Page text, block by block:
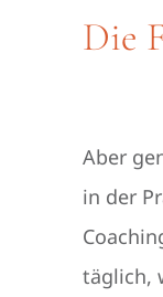
Die
Aber
in der
täglich,